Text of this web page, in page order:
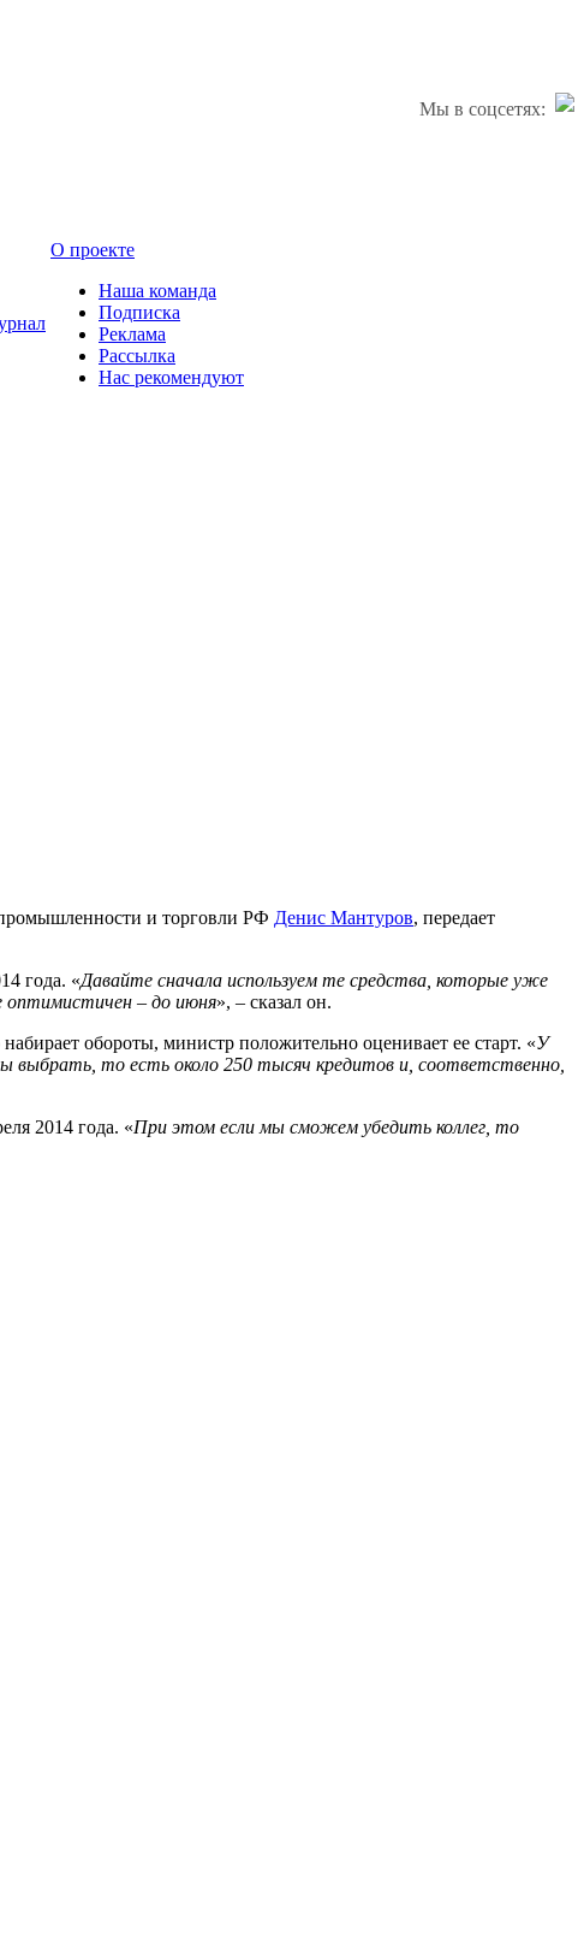
Мы в соцсетях:
О проекте
Наша команда
Подписка
Реклама
Рассылка
Нас рекомендуют
и торговли РФ Денис Мантуров, передает
года. «Давайте сначала используем те средства, которые уже
оптимистичен – до июня», – сказал он.
обороты, министр положительно оценивает ее старт. «У
выбрать, то есть около 250 тысяч кредитов и, соответственно,
2014 года. «При этом если мы сможем убедить коллег, то